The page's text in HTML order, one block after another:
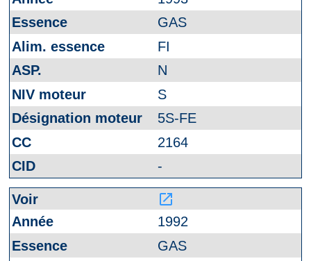
GAS
FI
N
S
5S-FE
2164
-
launch
1992
GAS